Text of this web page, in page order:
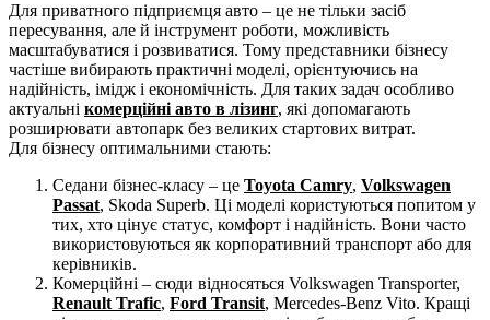
Для приватного підприємця авто – це не тільки засіб
пересування, але й інструмент роботи, можливість
масштабуватися і розвиватися. Тому представники бізнесу
частіше вибирають практичні моделі, орієнтуючись на
надійність, імідж і економічність. Для таких задач особливо
актуальні комерційні авто в лізинг, які допомагають
розширювати автопарк без великих стартових витрат.
Для бізнесу оптимальними стають:
Седани бізнес-класу – це Toyota Camry, Volkswagen
Passat, Skoda Superb. Ці моделі користуються попитом у
тих, хто цінує статус, комфорт і надійність. Вони часто
використовуються як корпоративний транспорт або для
керівників.
Комерційні – сюди відносяться Volkswagen Transporter,
Renault Trafic, Ford Transit, Mercedes-Benz Vito. Кращі